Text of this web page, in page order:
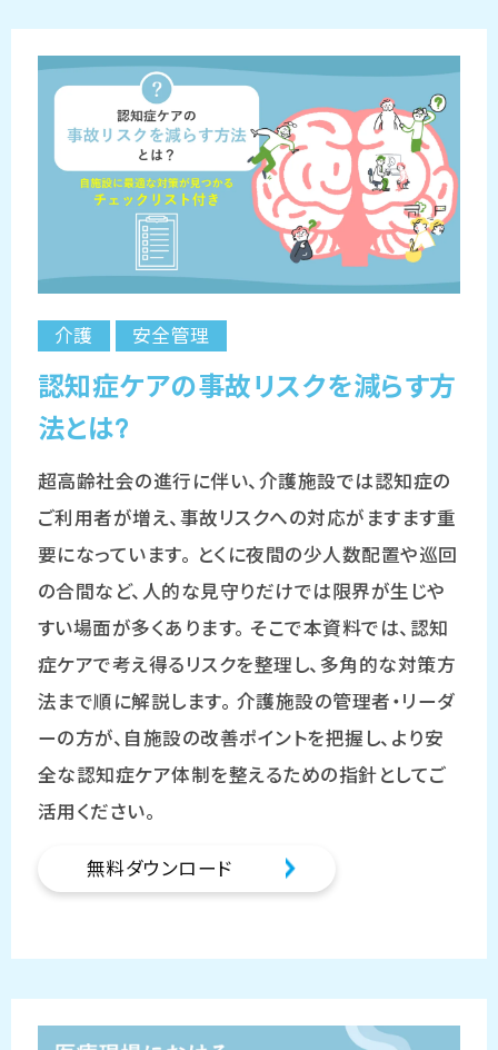
介護 安全管理
認知症ケアの事故リスクを減らす方
法とは?
超高齢社会の進行に伴い、介護施設では認知症の
ご利用者が増え、事故リスクへの対応がますます重
要になっています。 とくに夜間の少人数配置や巡回
の合間など、人的な見守りだけでは限界が生じや
すい場面が多くあります。 そこで本資料では、認知
症ケアで考え得るリスクを整理し、多角的な対策方
法まで順に解説します。 介護施設の管理者・リーダ
ーの方が、自施設の改善ポイントを把握し、より安
全な認知症ケア体制を整えるための指針としてご
活用ください。
無料ダウンロード